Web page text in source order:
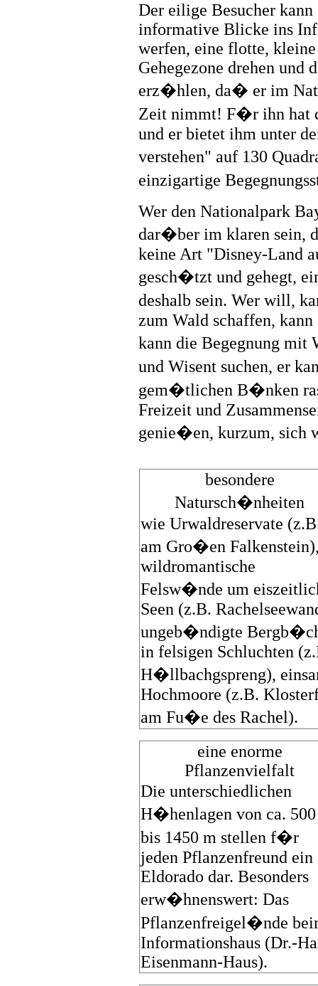
Der eilige Besucher kann
informative Blicke ins
werfen, eine flotte,
Gehegezone drehen und
erz�hlen, da� er im
Zeit nimmt! F�r ihn hat
und er bietet ihm unter
verstehen" auf 130
einzigartige
Wer den Nationalpark
dar�ber im klaren sein,
keine Art "Disney-Land
gesch�tzt und gehegt,
deshalb sein. Wer will,
zum Wald schaffen,
kann die Begegnung
und Wisent suchen, er
gem�tlichen B�nken
Freizeit und
genie�en, kurzum, sich
besondere
Natursch�nheiten
wie Urwaldreservate
am Gro�en
wildromantische
Felsw�nde um
Seen (z.B.
ungeb�ndigte
in felsigen Schluchten
H�llbachgspreng),
Hochmoore (z.B.
am Fu�e des Rachel).
eine enorme
Pflanzenvielfalt
Die unterschiedlichen
H�henlagen von ca. 500
bis 1450 m stellen f�r
jeden Pflanzenfreund ein
Eldorado dar. Besonders
erw�hnenswert: Das
Pflanzenfreigel�nde
Informationshaus (Dr.-
Eisenmann-Haus).